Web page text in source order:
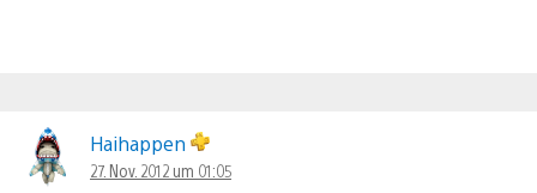
Haihappen
27. Nov. 2012 um 01:05